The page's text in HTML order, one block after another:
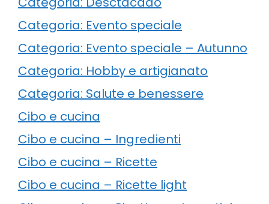
Categoria: Evento speciale
Categoria: Evento speciale – Autunno
Categoria: Hobby e artigianato
Categoria: Salute e benessere
Cibo e cucina
Cibo e cucina – Ingredienti
Cibo e cucina – Ricette
Cibo e cucina – Ricette light